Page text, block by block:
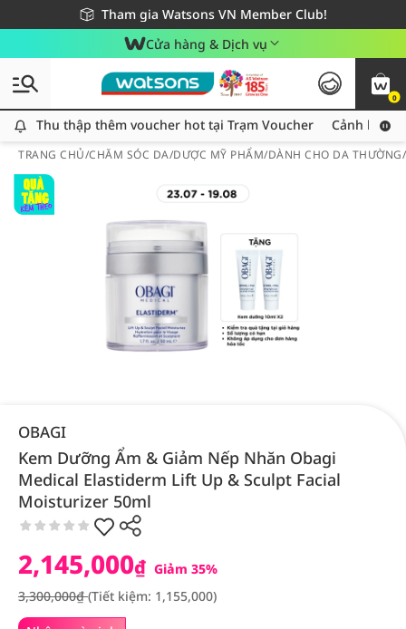
Tham gia Watsons VN Member Club!
Miễn phí giao hàng cho đơn hàng từ 249,000Đ
Giao hàng nhanh 24h - Áp dụng khu vực TP. Hồ Chí Minh
Cửa hàng & Dịch vụ
0
Thu thập thêm voucher hot tại Trạm Voucher
Thu thập thêm voucher hot tại Trạm Voucher Cảnh báo
TRANG CHỦ/CHĂM SÓC DA/DƯỢC MỸ PHẨM/DÀNH CHO DA
OBAGI
Kem Dưỡng Ẩm & Giảm Nếp Nhăn Obagi
Medical Elastiderm Lift Up & Sculpt Facial
Moisturizer 50ml
2,145,000₫ Giảm 35%
3,300,000₫(Tiết kiệm: 1,155,000)